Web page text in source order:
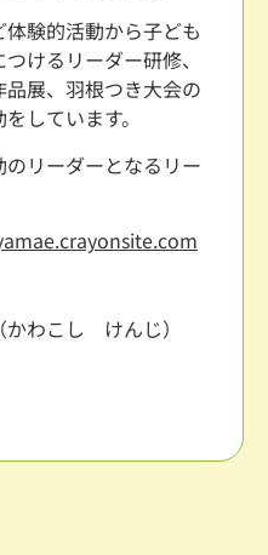
験的活動から子ども
けるリーダー研修、
展、羽根つき大会の
しています。
リーダーとなるリー
わこし けんじ）